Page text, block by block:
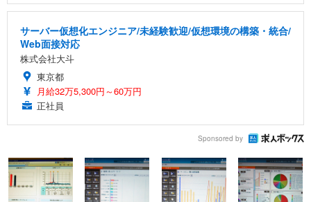
サーバー仮想化エンジニア/未経験歓迎/仮想環境の構築・統合/
Web面接対応
株式会社大斗
東京都
月給32万5,300円～60万円
正社員
Sponsored by